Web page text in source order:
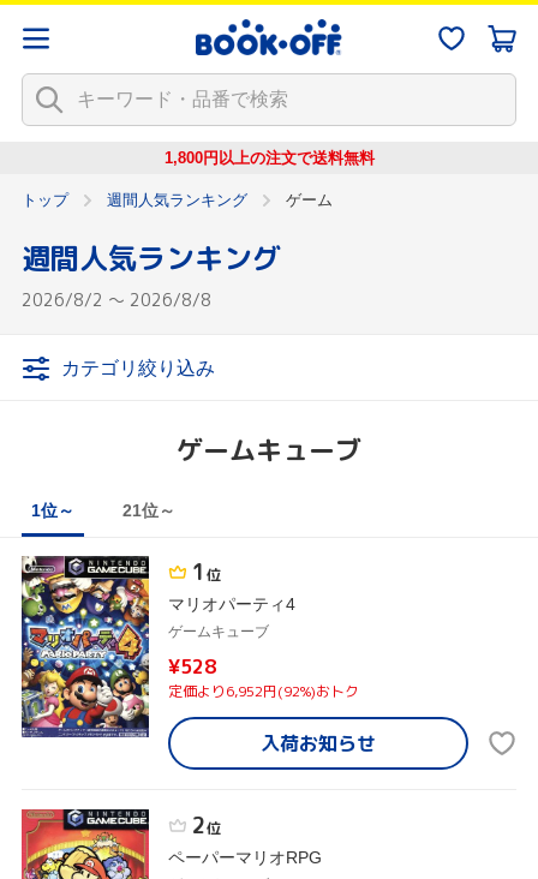
1,800円以上の注文で送料無料
トップ 週間人気ランキング ゲーム
週間人気ランキング
2026/8/2 ～ 2026/8/8
カテゴリ絞り込み
ゲームキューブ
1位～ 21位～
1 位
マリオパーティ4
ゲームキューブ
¥528
定価より6,952円(92%)おトク
入荷お知らせ
2位
ペーパーマリオRPG